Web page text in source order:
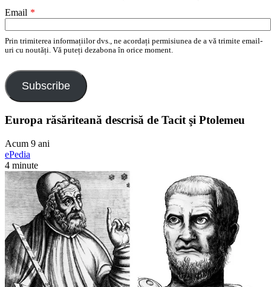
Email *
Prin trimiterea informațiilor dvs., ne acordați permisiunea de a vă trimite email-
uri cu noutăți. Vă puteți dezabona în orice moment.
Subscribe
Europa răsăriteană descrisă de Tacit şi Ptolemeu
Acum 9 ani
ePedia
4 minute